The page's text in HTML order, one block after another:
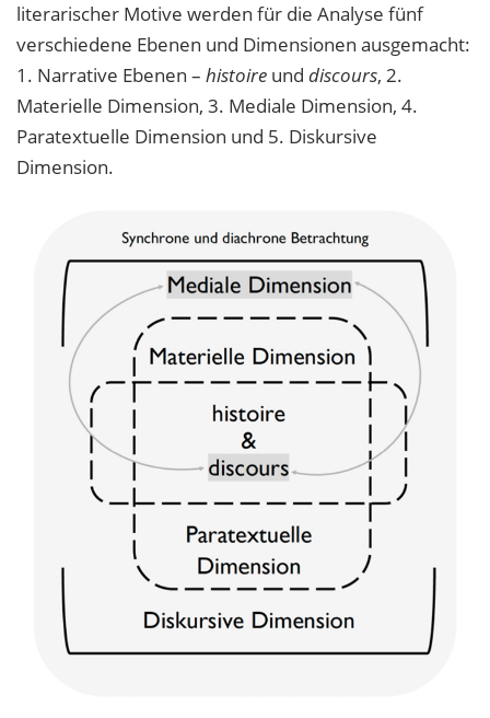
literarischer Motive werden für die Analyse fünf
verschiedene Ebenen und Dimensionen ausgemacht:
1. Narrative Ebenen – histoire und discours, 2.
Materielle Dimension, 3. Mediale Dimension, 4.
Paratextuelle Dimension und 5. Diskursive
Dimension.